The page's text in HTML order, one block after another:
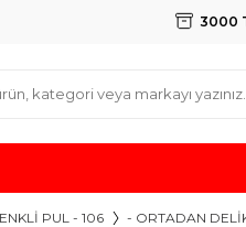
3000
PUL - 106 - ORTADAN